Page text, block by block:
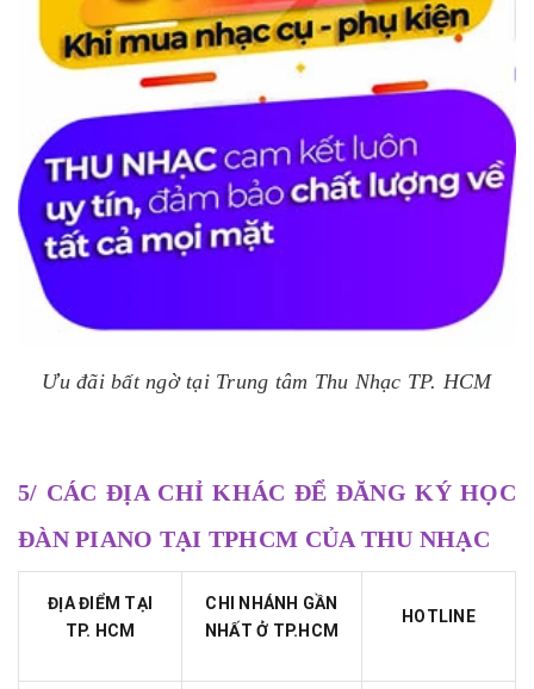
Ưu đãi bất ngờ tại Trung tâm Thu Nhạc TP. HCM
5/ CÁC ĐỊA CHỈ KHÁC ĐỂ ĐĂNG KÝ HỌC
ĐÀN PIANO TẠI TPHCM CỦA THU NHẠC
ĐỊA ĐIỂM TẠI
TP. HCM
CHI NHÁNH GẦN
NHẤT Ở TP.HCM
HOTLINE